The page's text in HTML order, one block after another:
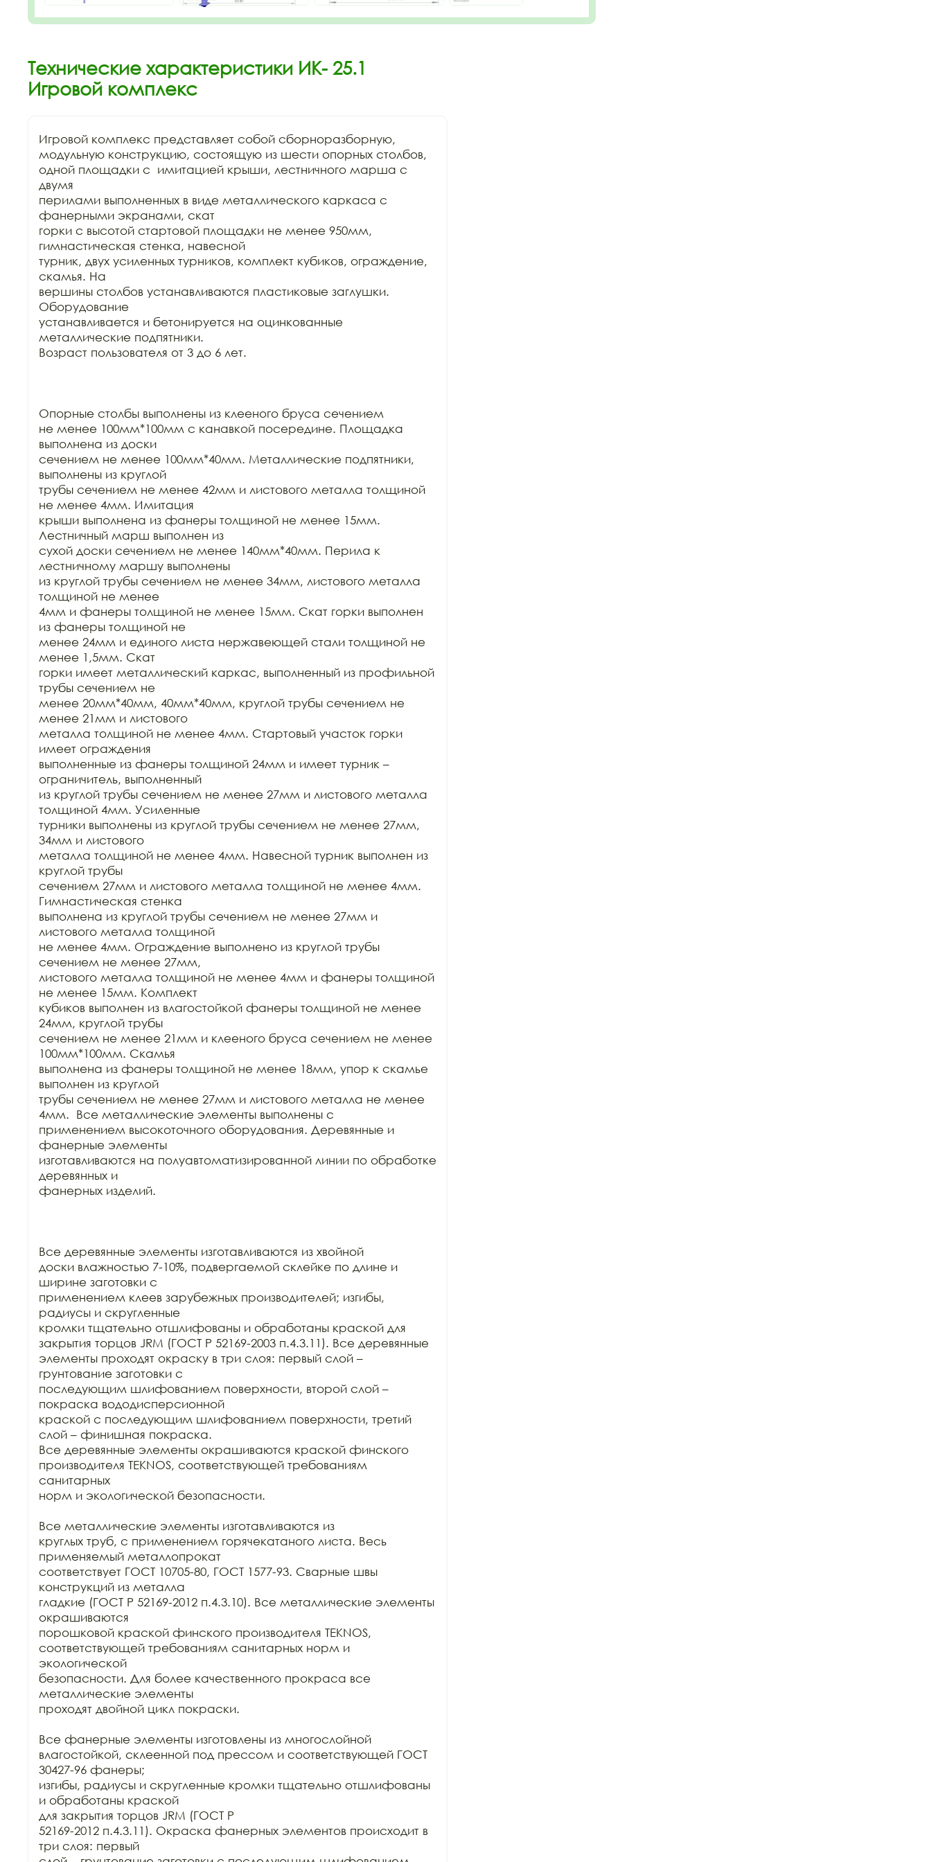
Технические характеристики ИК- 25.1
Игровой комплекс
Игровой комплекс представляет собой сборноразборную,
модульную конструкцию, состоящую из шести опорных столбов,
одной площадки с  имитацией крыши, лестничного марша с
двумя
перилами выполненных в виде металлического каркаса с
фанерными экранами, скат
горки с высотой стартовой площадки не менее 950мм,
гимнастическая стенка, навесной
турник, двух усиленных турников, комплект кубиков, ограждение,
скамья. На
вершины столбов устанавливаются пластиковые заглушки.
Оборудование
устанавливается и бетонируется на оцинкованные
металлические подпятники.
Возраст пользователя от 3 до 6 лет.
Опорные столбы выполнены из клееного бруса сечением
не менее 100мм*100мм с канавкой посередине. Площадка
выполнена из доски
сечением не менее 100мм*40мм. Металлические подпятники,
выполнены из круглой
трубы сечением не менее 42мм и листового металла толщиной
не менее 4мм. Имитация
крыши выполнена из фанеры толщиной не менее 15мм.
Лестничный марш выполнен из
сухой доски сечением не менее 140мм*40мм. Перила к
лестничному маршу выполнены
из круглой трубы сечением не менее 34мм, листового металла
толщиной не менее
4мм и фанеры толщиной не менее 15мм. Скат горки выполнен
из фанеры толщиной не
менее 24мм и единого листа нержавеющей стали толщиной не
менее 1,5мм. Скат
горки имеет металлический каркас, выполненный из профильной
трубы сечением не
менее 20мм*40мм, 40мм*40мм, круглой трубы сечением не
менее 21мм и листового
металла толщиной не менее 4мм. Стартовый участок горки
имеет ограждения
выполненные из фанеры толщиной 24мм и имеет турник –
ограничитель, выполненный
из круглой трубы сечением не менее 27мм и листового металла
толщиной 4мм. Усиленные
турники выполнены из круглой трубы сечением не менее 27мм,
34мм и листового
металла толщиной не менее 4мм. Навесной турник выполнен из
круглой трубы
сечением 27мм и листового металла толщиной не менее 4мм.
Гимнастическая стенка
выполнена из круглой трубы сечением не менее 27мм и
листового металла толщиной
не менее 4мм. Ограждение выполнено из круглой трубы
сечением не менее 27мм,
листового металла толщиной не менее 4мм и фанеры толщиной
не менее 15мм. Комплект
кубиков выполнен из влагостойкой фанеры толщиной не менее
24мм, круглой трубы
сечением не менее 21мм и клееного бруса сечением не менее
100мм*100мм. Скамья
выполнена из фанеры толщиной не менее 18мм, упор к скамье
выполнен из круглой
трубы сечением не менее 27мм и листового металла не менее
4мм.  Все металлические элементы выполнены с
применением высокоточного оборудования. Деревянные и
фанерные элементы
изготавливаются на полуавтоматизированной линии по обработке
деревянных и
фанерных изделий.
Все деревянные элементы изготавливаются из хвойной
доски влажностью 7-10%, подвергаемой склейке по длине и
ширине заготовки с
применением клеев зарубежных производителей; изгибы,
радиусы и скругленные
кромки тщательно отшлифованы и обработаны краской для
закрытия торцов JRM (ГОСТ Р 52169-2003 п.4.3.11). Все деревянные
элементы проходят окраску в три слоя: первый слой –
грунтование заготовки с
последующим шлифованием поверхности, второй слой –
покраска вододисперсионной
краской с последующим шлифованием поверхности, третий
слой – финишная покраска.
Все деревянные элементы окрашиваются краской финского
производителя TEKNOS, соответствующей требованиям
санитарных
норм и экологической безопасности.
Все металлические элементы изготавливаются из
круглых труб, с применением горячекатаного листа. Весь
применяемый металлопрокат
соответствует ГОСТ 10705-80, ГОСТ 1577-93. Сварные швы
конструкций из металла
гладкие (ГОСТ Р 52169-2012 п.4.3.10). Все металлические элементы
окрашиваются
порошковой краской финского производителя TEKNOS,
соответствующей требованиям санитарных норм и
экологической
безопасности. Для более качественного прокраса все
металлические элементы
проходят двойной цикл покраски.
Все фанерные элементы изготовлены из многослойной
влагостойкой, склеенной под прессом и соответствующей ГОСТ
30427-96 фанеры;
изгибы, радиусы и скругленные кромки тщательно отшлифованы
и обработаны краской
для закрытия торцов JRM (ГОСТ Р
52169-2012 п.4.3.11). Окраска фанерных элементов происходит в
три слоя: первый